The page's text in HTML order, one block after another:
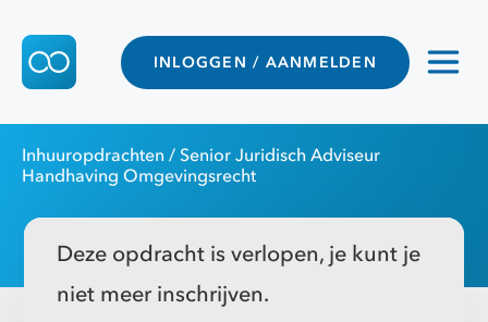
INLOGGEN / AANMELDEN
Inhuuropdrachten / Senior Juridisch Adviseur
Handhaving Omgevingsrecht
Deze opdracht is verlopen, je kunt je
niet meer inschrijven.